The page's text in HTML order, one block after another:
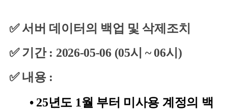
✅ 서버 데이터의 백업 및 삭제조치
✅ 기간 : 2026-05-06 (05시 ~ 06시)
✅ 내용 :
• 25년도 1월 부터 미사용 계정의 백